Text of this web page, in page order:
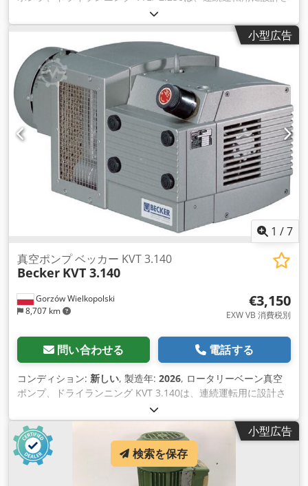
れた粗真空用のドライランニング式容積型ポンプです。グラフ
ァイト複合材料の自己潤滑ベーンを使用し、 最小限のメンテナ
ンスのみで、オイル交換は不要です。 特長 100%ドライランニ
ング（オイルフリー）運転 低騒音運転 Dwodpfotty Dujx Al Sja
ベーンの長寿命 連続運転が可能 空冷式 1軸のダイレクトドライ
ブ コンパクト設計 幅広いモーターをご用意 利点 運転コストと
メンテナンスコストが低い サイクルタイムが不要 静かな運転 -
サイレンサーハウジングが不要 省スペース シンプルな設計に
より、現場でのメンテナンスが迅速かつ容易で、ダウンタイム
を短縮 仕様 体積流量 50 Hz 244 m³/h 絶対真空度 50 Hz 200
mbar 出力 50 Hz 5.5 kW 騒音レベル 50 Hz 77.0 dB(A) 流量 60
Hz 286 m³/h 絶対真空 60 Hz 200 mbar パワー 60 Hz 6.6 kW
騒音レベル 60 Hz 79.0 dB(A) 重量 151.0 kg モーターなし
小型広告
1 /7
Gorzów Wielkopolski
8,707 km
真空ポンプ ベッカー KVT 3.140
Becker KVT 3.140
€3,150
EXW VB 消費税別
問い合わせる 電話する
コンディション: 新しい, 製造年: 2026, ロータリーベーン真空
ポンプ、ドライランニング KVT 3.140は、連続運転用に設計さ
れたドライランニング式の粗真空用容積型ポンプです。グラフ
ァイト複合材料製の自己潤滑式ベーンを使用 しており、最小限
のメンテナンスのみで、オイル交換は不要です。 100％ドライ
ランニング（オイルフリー）運転 ベーンの長寿命 連続運転が
可能 仕様 流量 50 Hz 129 m³/h 絶対真空 50 Hz 100 mbar 出力
50 Hz 4.0 kW 騒音レベル 50 Hz 76.0 dB(A) 流量 60 Hz 154
小型広告
検索を保存